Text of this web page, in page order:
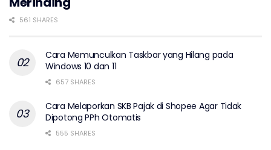
561 SHARES
Cara Memunculkan Taskbar yang Hilang pada
Windows 10 dan 11
657 SHARES
Cara Melaporkan SKB Pajak di Shopee Agar Tidak
Dipotong PPh Otomatis
555 SHARES